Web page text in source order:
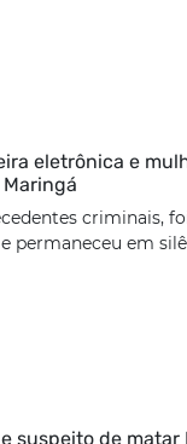
eletrônica e
criminais,
permaneceu em
suspeito de matar